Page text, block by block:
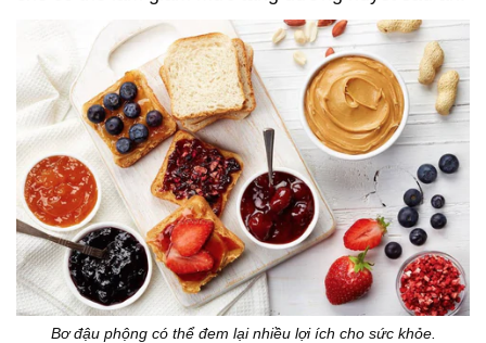
Bơ đậu phộng có thể đem lại nhiều lợi ích cho sức khỏe.